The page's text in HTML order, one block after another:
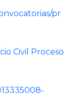
pr
Civil Proceso